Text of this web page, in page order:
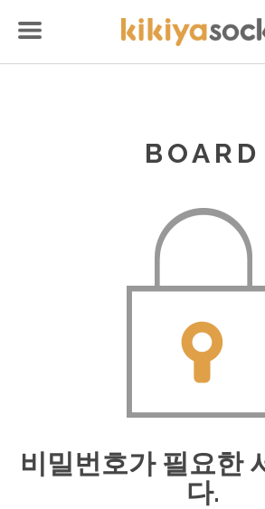
BOARD
비밀번호가 필요한
다.